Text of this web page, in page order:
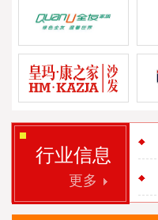
行业信息
更多